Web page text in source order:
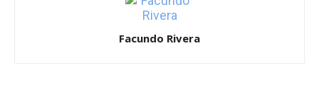
Facundo Rivera